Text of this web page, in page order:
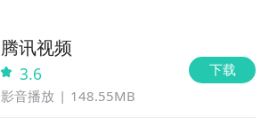
腾讯视频
3.6
影音播放 148.55MB
下载